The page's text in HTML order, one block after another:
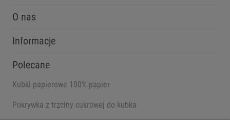
O nas
Informacje
Polecane
Kubki papierowe 100% papier
Pokrywka z trzciny cukrowej do kubka